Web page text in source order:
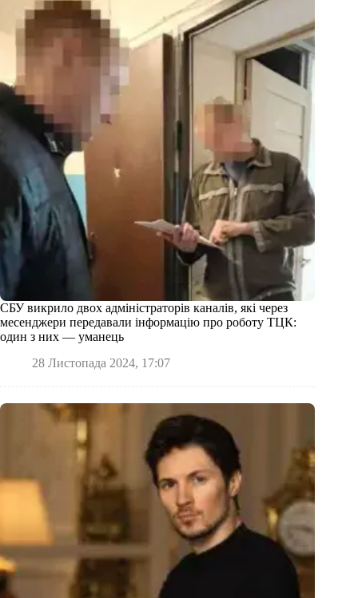
СБУ викрило двох адміністраторів каналів, які через
месенджери передавали інформацію про роботу ТЦК:
один з них — уманець
28 Листопада 2024, 17:07